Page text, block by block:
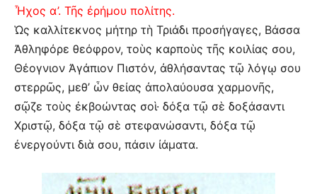
Ἦχος α’. Τῆς ἐρήμου πολίτης.
Ὡς καλλίτεκνος μήτηρ τὴ Τριάδι προσήγαγες, Βάσσα
Ἀθληφόρε θεόφρον, τοὺς καρποὺς τῆς κοιλίας σου,
Θέογνιον Ἀγάπιον Πιστόν, ἀθλήσαντας τῷ λόγῳ σου
στερρῶς, μεθ’ ὧν θείας ἀπολαύουσα χαρμονῆς,
σῷζε τοὺς ἐκβοώντας σοὶ· δόξα τῷ σὲ δοξάσαντι
Χριστῷ, δόξα τῷ σὲ στεφανώσαντι, δόξα τῷ
ἐνεργούντι διὰ σου, πάσιν ἰάματα.